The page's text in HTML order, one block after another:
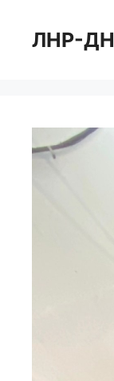
содержимому
ЛНР-